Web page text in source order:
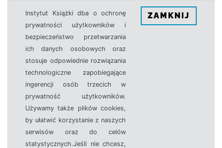
Instytut Książki dba o ochronę
prywatności użytkowników i
bezpieczeństwo przetwarzania
ich danych osobowych oraz
stosuje odpowiednie rozwiązania
technologiczne zapobiegające
ingerencji osób trzecich w
prywatność użytkowników.
Używamy także plików cookies,
by ułatwić korzystanie z naszych
serwisów oraz do celów
statystycznych.Jeśli nie chcesz,
ZAMKNIJ